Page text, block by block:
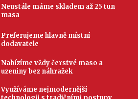
Neustále máme skladem až 25 tun
masa
Preferujeme hlavně místní
dodavatele
Nabízíme vždy čerstvé maso a
uzeniny bez náhražek
Využíváme nejmodernější